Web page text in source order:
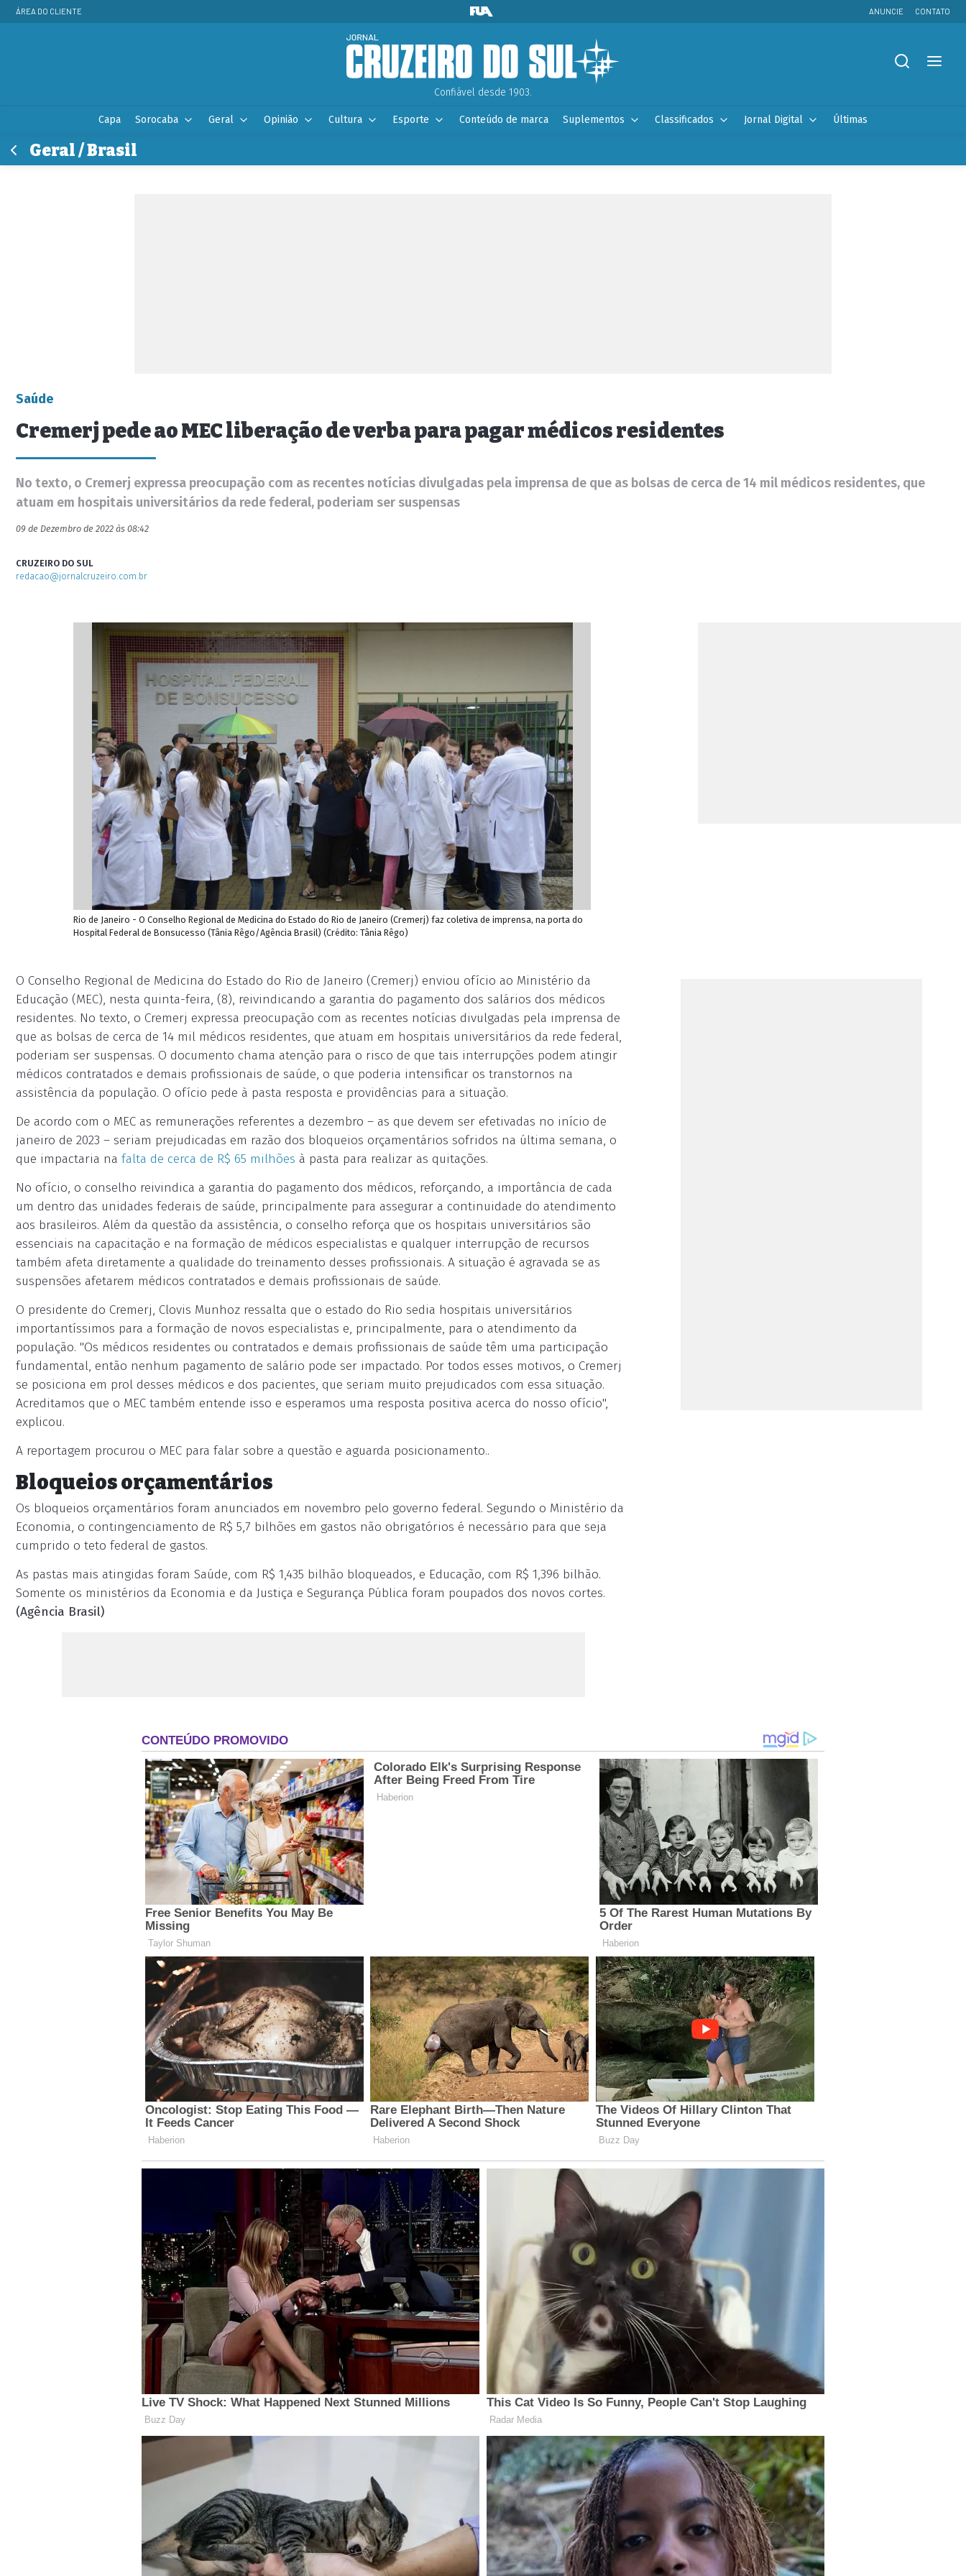
ÁREA DO CLIENTE ANUNCIE CONTATO
Confiável desde 1903.
Capa Sorocaba Geral Opinião Cultura Esporte Conteúdo de marca Suplementos Classificados Jornal Digital Últimas
Geral / Brasil
Saúde
Cremerj pede ao MEC liberação de verba para pagar médicos residentes
No texto, o Cremerj expressa preocupação com as recentes notícias divulgadas pela imprensa de que as bolsas de cerca de 14 mil médicos residentes, que
atuam em hospitais universitários da rede federal, poderiam ser suspensas
09 de Dezembro de 2022 às 08:42
CRUZEIRO DO SUL
redacao@jornalcruzeiro.com.br
Rio de Janeiro - O Conselho Regional de Medicina do Estado do Rio de Janeiro (Cremerj) faz coletiva de imprensa, na porta do
Hospital Federal de Bonsucesso (Tânia Rêgo/Agência Brasil) (Crédito: Tânia Rêgo)
O Conselho Regional de Medicina do Estado do Rio de Janeiro (Cremerj) enviou ofício ao Ministério da
Educação (MEC), nesta quinta-feira, (8), reivindicando a garantia do pagamento dos salários dos médicos
residentes. No texto, o Cremerj expressa preocupação com as recentes notícias divulgadas pela imprensa de
que as bolsas de cerca de 14 mil médicos residentes, que atuam em hospitais universitários da rede federal,
poderiam ser suspensas. O documento chama atenção para o risco de que tais interrupções podem atingir
médicos contratados e demais profissionais de saúde, o que poderia intensificar os transtornos na
assistência da população. O ofício pede à pasta resposta e providências para a situação.
De acordo com o MEC as remunerações referentes a dezembro – as que devem ser efetivadas no início de
janeiro de 2023 – seriam prejudicadas em razão dos bloqueios orçamentários sofridos na última semana, o
que impactaria na falta de cerca de R$ 65 milhões à pasta para realizar as quitações.
No ofício, o conselho reivindica a garantia do pagamento dos médicos, reforçando, a importância de cada
um dentro das unidades federais de saúde, principalmente para assegurar a continuidade do atendimento
aos brasileiros. Além da questão da assistência, o conselho reforça que os hospitais universitários são
essenciais na capacitação e na formação de médicos especialistas e qualquer interrupção de recursos
também afeta diretamente a qualidade do treinamento desses profissionais. A situação é agravada se as
suspensões afetarem médicos contratados e demais profissionais de saúde.
O presidente do Cremerj, Clovis Munhoz ressalta que o estado do Rio sedia hospitais universitários
importantíssimos para a formação de novos especialistas e, principalmente, para o atendimento da
população. "Os médicos residentes ou contratados e demais profissionais de saúde têm uma participação
fundamental, então nenhum pagamento de salário pode ser impactado. Por todos esses motivos, o Cremerj
se posiciona em prol desses médicos e dos pacientes, que seriam muito prejudicados com essa situação.
Acreditamos que o MEC também entende isso e esperamos uma resposta positiva acerca do nosso ofício",
explicou.
A reportagem procurou o MEC para falar sobre a questão e aguarda posicionamento..
Bloqueios orçamentários
Os bloqueios orçamentários foram anunciados em novembro pelo governo federal. Segundo o Ministério da
Economia, o contingenciamento de R$ 5,7 bilhões em gastos não obrigatórios é necessário para que seja
cumprido o teto federal de gastos.
As pastas mais atingidas foram Saúde, com R$ 1,435 bilhão bloqueados, e Educação, com R$ 1,396 bilhão.
Somente os ministérios da Economia e da Justiça e Segurança Pública foram poupados dos novos cortes.
(Agência Brasil)